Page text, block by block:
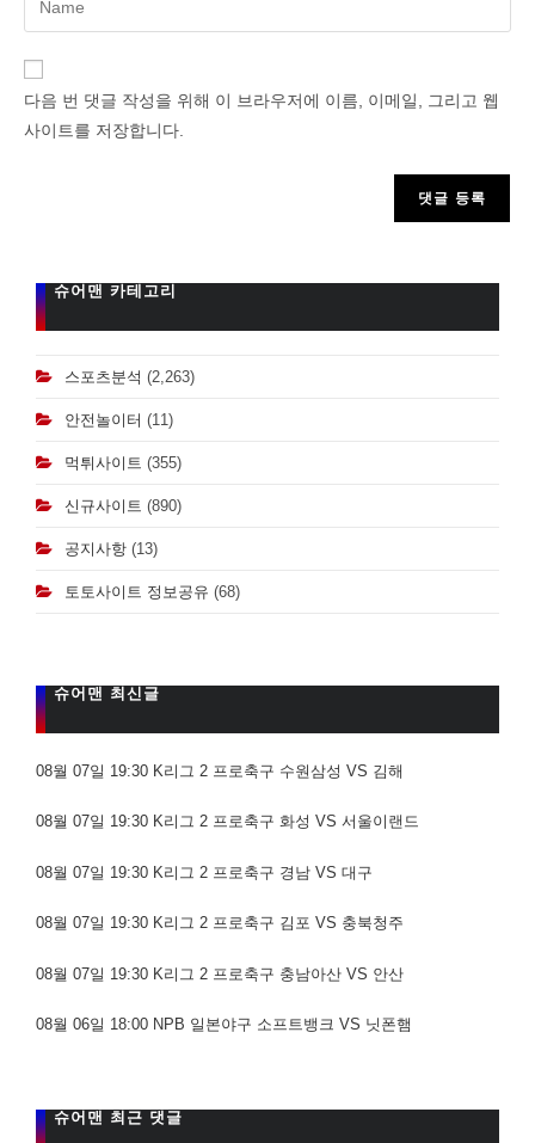
your
name
다음 번 댓글 작성을 위해 이 브라우저에 이름, 이메일, 그리고 웹
사이트를 저장합니다.
슈어맨 카테고리
스포츠분석 (2,263)
안전놀이터 (11)
먹튀사이트 (355)
신규사이트 (890)
공지사항 (13)
토토사이트 정보공유 (68)
슈어맨 최신글
08월 07일 19:30 K리그 2 프로축구 수원삼성 VS 김해
08월 07일 19:30 K리그 2 프로축구 화성 VS 서울이랜드
08월 07일 19:30 K리그 2 프로축구 경남 VS 대구
08월 07일 19:30 K리그 2 프로축구 김포 VS 충북청주
08월 07일 19:30 K리그 2 프로축구 충남아산 VS 안산
08월 06일 18:00 NPB 일본야구 소프트뱅크 VS 닛폰햄
슈어맨 최근 댓글